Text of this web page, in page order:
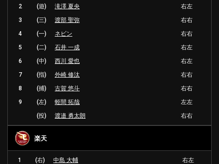
2
(遊) 滝澤 夏央
右左
3
(三) 渡部 聖弥
右右
4
(一) ネビン
右右
5
(二) 石井 一成
右左
6
(中) 西川 愛也
右左
7
(指) 外崎 修汰
右右
8
(捕) 古賀 悠斗
右右
9
(左) 蛭間 拓哉
左左
(投)
渡邉 勇太朗 右右
楽天
1 (右) 中島 大輔
右左